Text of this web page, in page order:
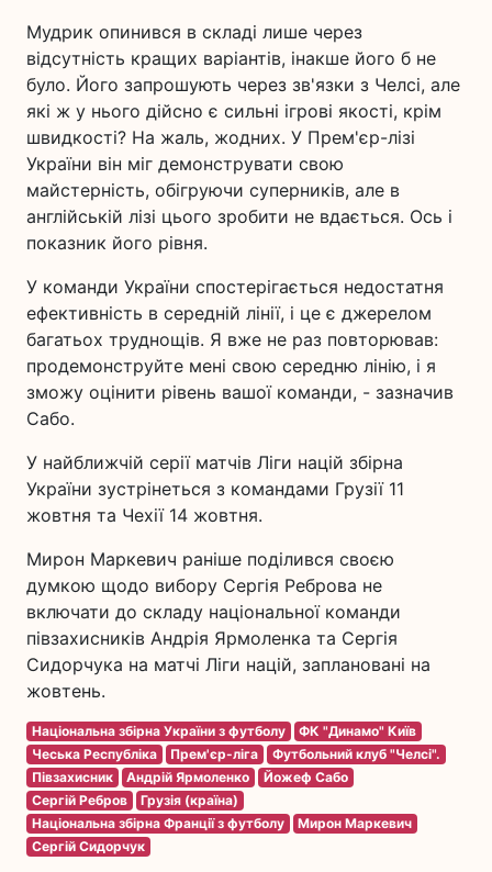
Мудрик опинився в складі лише через
відсутність кращих варіантів, інакше його б не
було. Його запрошують через зв'язки з Челсі, але
які ж у нього дійсно є сильні ігрові якості, крім
швидкості? На жаль, жодних. У Прем'єр-лізі
України він міг демонструвати свою
майстерність, обігруючи суперників, але в
англійській лізі цього зробити не вдається. Ось і
показник його рівня.
У команди України спостерігається недостатня
ефективність в середній лінії, і це є джерелом
багатьох труднощів. Я вже не раз повторював:
продемонструйте мені свою середню лінію, і я
зможу оцінити рівень вашої команди, - зазначив
Сабо.
У найближчій серії матчів Ліги націй збірна
України зустрінеться з командами Грузії 11
жовтня та Чехії 14 жовтня.
Мирон Маркевич раніше поділився своєю
думкою щодо вибору Сергія Реброва не
включати до складу національної команди
півзахисників Андрія Ярмоленка та Сергія
Сидорчука на матчі Ліги націй, заплановані на
жовтень.
Національна збірна України з футболу
ФК "Динамо" Київ
Чеська Республіка
Прем'єр-ліга
Футбольний клуб "Челсі".
Півзахисник
Андрій Ярмоленко
Йожеф Сабо
Сергій Ребров
Грузія (країна)
Національна збірна Франції з футболу
Мирон Маркевич
Сергій Сидорчук